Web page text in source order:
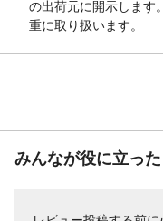
の出荷元に開示します
重に取り扱います。
みんなが役に立っ